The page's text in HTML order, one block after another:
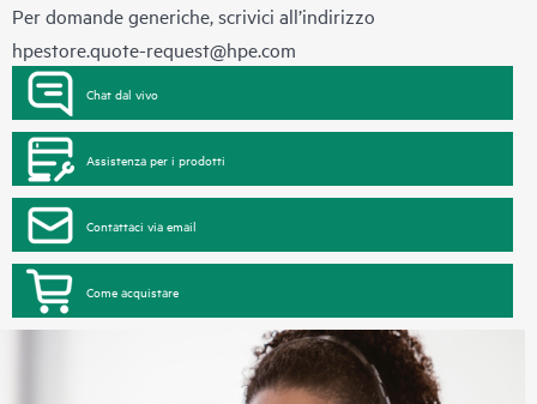
Per domande generiche, scrivici all’indirizzo
hpestore.quote-request@hpe.com
Chat dal vivo
Assistenza per i prodotti
Contattaci via email
Come acquistare